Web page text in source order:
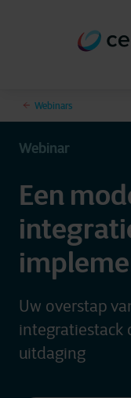
Webinars
Webinar
Een
Uw overstap
integratiestack
uitdaging